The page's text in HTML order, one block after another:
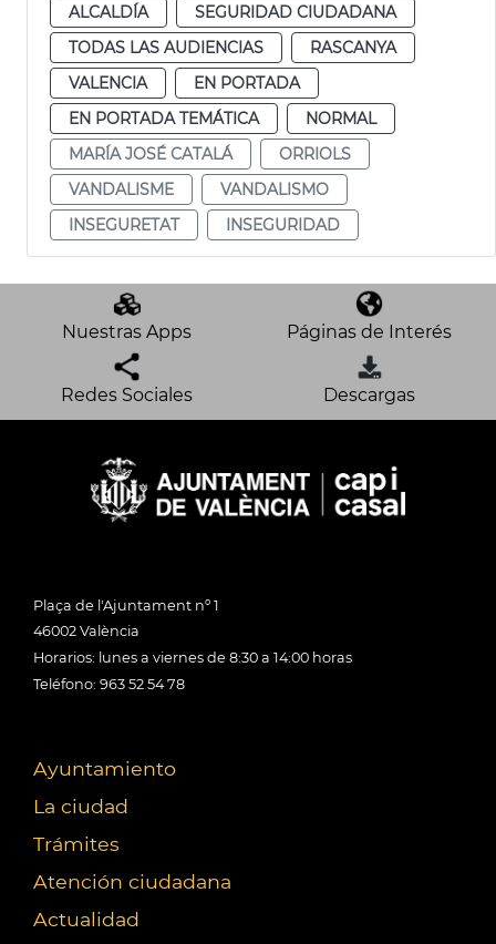
ALCALDÍA
SEGURIDAD CIUDADANA
TODAS LAS AUDIENCIAS
RASCANYA
VALENCIA
EN PORTADA
EN PORTADA TEMÁTICA
NORMAL
MARÍA JOSÉ CATALÁ
ORRIOLS
VANDALISME
VANDALISMO
INSEGURETAT
INSEGURIDAD
Nuestras Apps Páginas de Interés
Redes Sociales Descargas
Plaça de l'Ajuntament nº 1
46002 València
Horarios: lunes a viernes de 8:30 a 14:00 horas
Teléfono: 963 52 54 78
Ayuntamiento
La ciudad
Trámites
Atención ciudadana
Actualidad